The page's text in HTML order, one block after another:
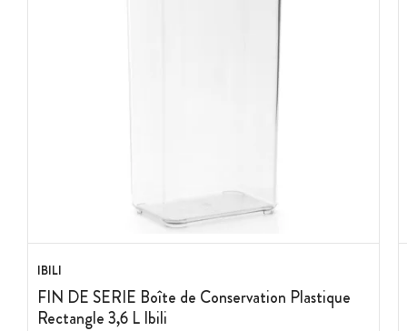
IBILI
FIN DE SERIE Boîte de Conservation Plastique
Rectangle 3,6 L Ibili